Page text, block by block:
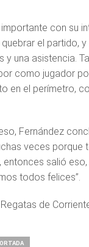
con su
el partido,
y una asistencia.
como jugador
en el perímetro,
Fernández
veces porque
entonces salió
todos felices”.
de